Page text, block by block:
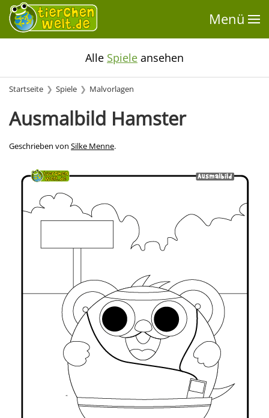
Menü
Alle Spiele ansehen
Startseite Spiele Malvorlagen
Ausmalbild Hamster
Geschrieben von Silke Menne.